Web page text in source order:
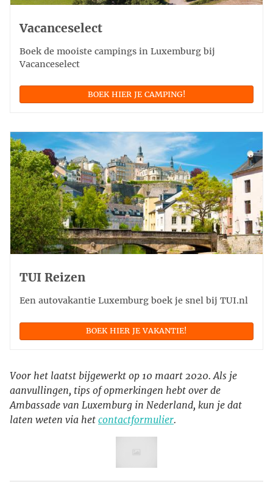
Vacanceselect
Boek de mooiste campings in Luxemburg bij
Vacanceselect
BOEK HIER JE CAMPING!
TUI Reizen
Een autovakantie Luxemburg boek je snel bij TUI.nl
BOEK HIER JE VAKANTIE!
Voor het laatst bijgewerkt op 10 maart 2020. Als je
aanvullingen, tips of opmerkingen hebt over de
Ambassade van Luxemburg in Nederland, kun je dat
laten weten via het contactformulier.